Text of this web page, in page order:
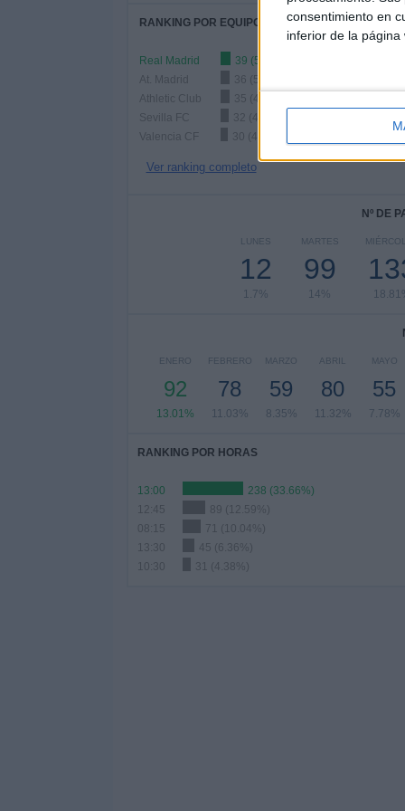
consentimiento en
inferior de la página
RANKING POR EQUIPOS
Real Madrid
39 (5.52%)
At. Madrid
36 (5.09%)
Athletic Club
35 (4.95%)
Sevilla FC
32 (4.53%)
Valencia CF
30 (4.24%)
Ver ranking completo
Nº DE
LUNES
12
1.7%
MARTES
99
14%
ENERO
92
13.01%
FEBRERO
78
11.03%
MARZO
59
8.35%
ABRIL
80
11.32%
MAYO
55
7.78%
RANKING POR HORAS
13:00
238 (33.66%)
12:45
89 (12.59%)
08:15
71 (10.04%)
13:30
45 (6.36%)
10:30
31 (4.38%)